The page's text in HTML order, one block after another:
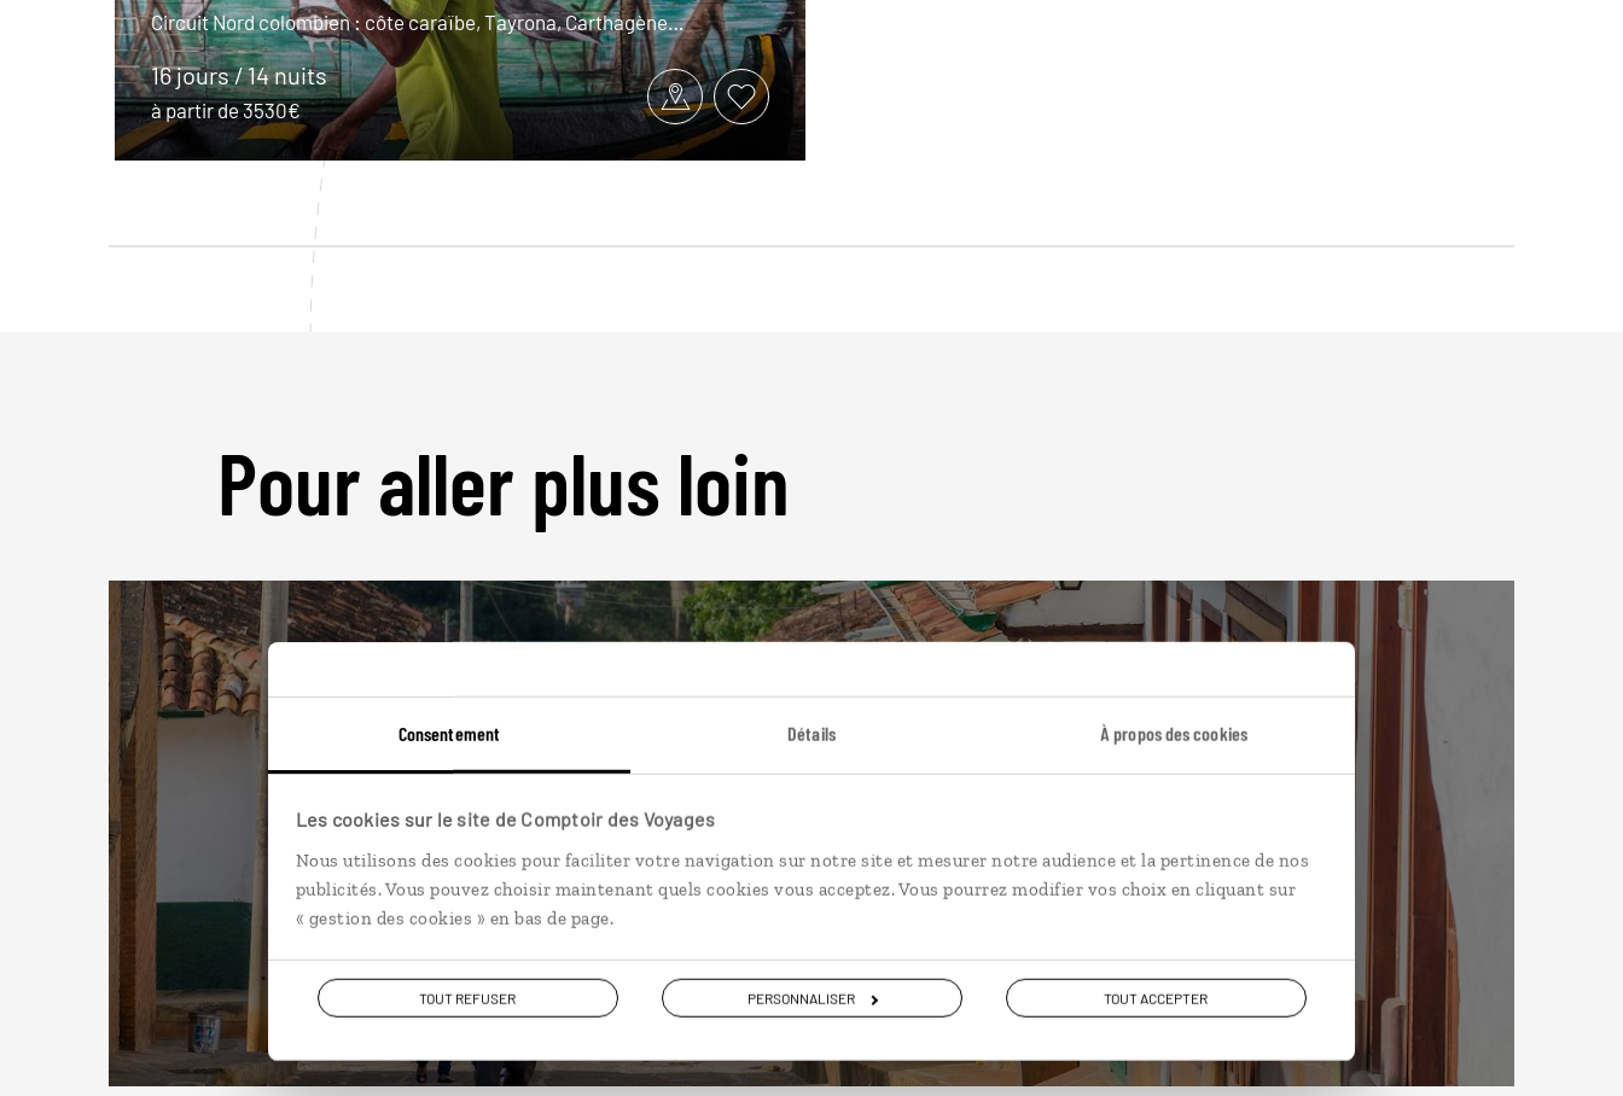
Consentement Détails À propos des cookies
Les cookies sur le site de Comptoir des Voyages
Nous utilisons des cookies pour faciliter votre navigation sur notre site et mesurer notre audience et la pertinence de nos
publicités. Vous pouvez choisir maintenant quels cookies vous acceptez. Vous pourrez modifier vos choix en cliquant sur
« gestion des cookies » en bas de page.
TOUT REFUSER PERSONNALISER TOUT ACCEPTER
Circuit Nord colombien : côte caraïbe, Tayrona, Carthagène…
16 jours / 14 nuits
à partir de 3530€
Pour aller plus loin
Nos 6 idées de voyage
Colombie